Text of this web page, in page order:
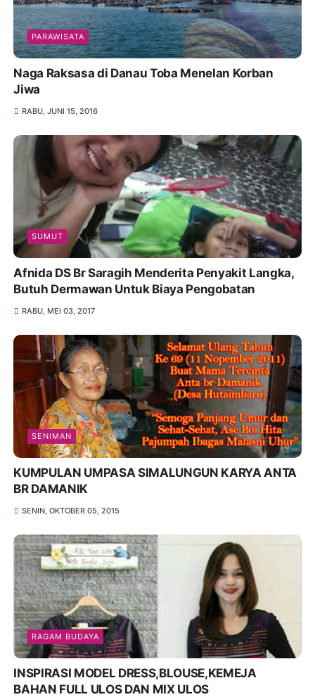
PARAWISATA
Naga Raksasa di Danau Toba Menelan Korban
Jiwa
RABU, JUNI 15, 2016
SUMUT
Afnida DS Br Saragih Menderita Penyakit Langka,
Butuh Dermawan Untuk Biaya Pengobatan
RABU, MEI 03, 2017
SENIMAN
KUMPULAN UMPASA SIMALUNGUN KARYA ANTA
BR DAMANIK
SENIN, OKTOBER 05, 2015
RAGAM BUDAYA
INSPIRASI MODEL DRESS,BLOUSE,KEMEJA
BAHAN FULL ULOS DAN MIX ULOS